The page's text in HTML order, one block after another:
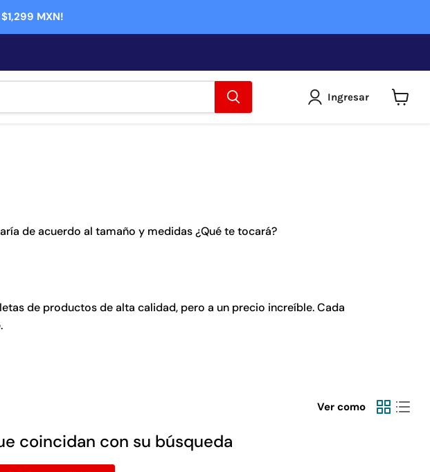
MXN!
Ingresar
de acuerdo al tamaño y medidas ¿Qué te tocará?
de productos de alta calidad, pero a un precio increíble. Cada
Ver como
coincidan con su búsqueda